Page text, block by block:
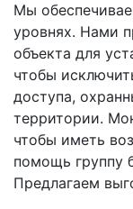
Мы
уровнях. Нами
объекта для
чтобы
доступа,
территории.
чтобы иметь
помощь группу
Предлагаем